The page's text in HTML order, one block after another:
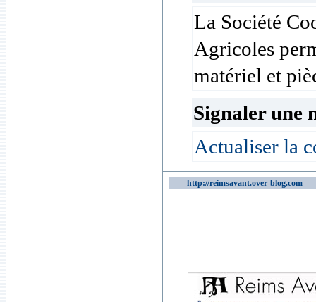
La Société
Agricoles
matériel et
Signaler une
Actualiser la
http://reimsavant.over-blog.com